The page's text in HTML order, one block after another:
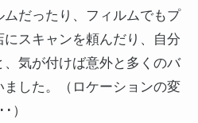
だったり、フィルムでもプ
にスキャンを頼んだり、自分
気が付けば意外と多くのバ
ました。（ロケーションの変
）